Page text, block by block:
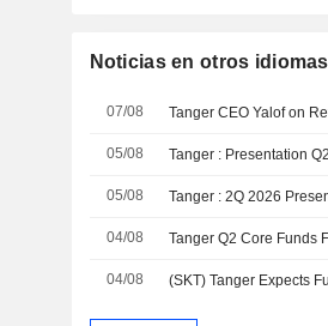
Noticias en otros
07/08 Tanger CEO Yalof on
05/08 Tanger : Presentation
05/08 Tanger : 2Q 2026
04/08
04/08